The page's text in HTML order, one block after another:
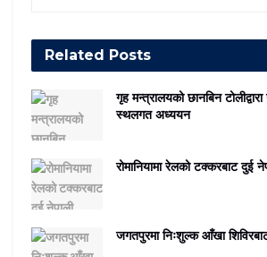
Related Posts
गृह मन्त्रालयको छानबिन
स्थलगत अध्ययन
रोमानियामा रेलको टक्करबाट दुई
जगतपुरमा निःशुल्क आँखा